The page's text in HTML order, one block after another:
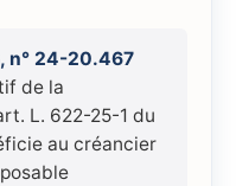
n° 24-20.467
de la
L. 622-25-1 du
au créancier